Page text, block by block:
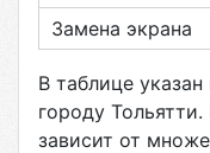
Замена экрана
В таблице
городу Тольятти.
зависит от